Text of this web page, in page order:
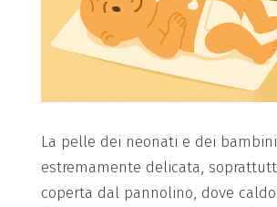
La pelle dei neonati e dei
estremamente delicata,
coperta dal pannolino, dove